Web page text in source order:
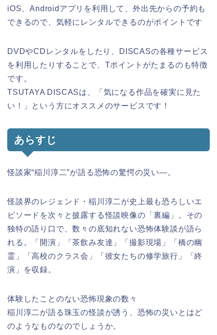
iOS、Androidアプリを利用して、外出先からの予約も
できるので、気軽にレンタルできるのがポイントです
DVDやCDレンタルをしたり、DISCASの各種サービス
を利用したりすることで、Tポイントがたまるのも特徴
です。
TSUTAYA DISCASは、「気になる作品を確実に見た
い！」という方にオススメのサービスです！
あらすじ
怪談家“稲川淳二”が語る恐怖の驚愕の災い―。
怪談界のレジェンド・稲川淳二が史上最も恐ろしいエ
ピソードを次々と披露する怪談映像の「裏編」。その
独特の語り口で、数々の底知れない恐怖体験談が語ら
れる。「開演」「茶飲み友達」「撮影現場」「橋の幽
霊」「高校のクラス会」「彼女たちの修学旅行」「終
演」を収録。
体験したことのない恐怖現象の数々
稲川淳二が語る珠玉の怪談が誘う、恐怖の災いとはど
のようなものなのでしょうか。